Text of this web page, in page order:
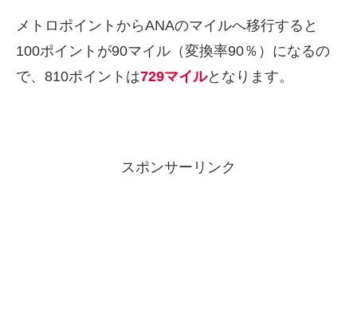
メトロポイントからANAのマイルへ移行すると
100ポイントが90マイル（変換率90％）になるの
で、810ポイントは729マイルとなります。
スポンサーリンク